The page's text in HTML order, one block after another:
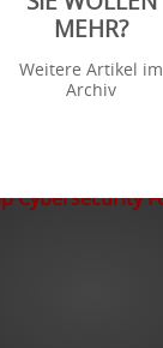
MEHR?
Weitere Artikel im
Archiv